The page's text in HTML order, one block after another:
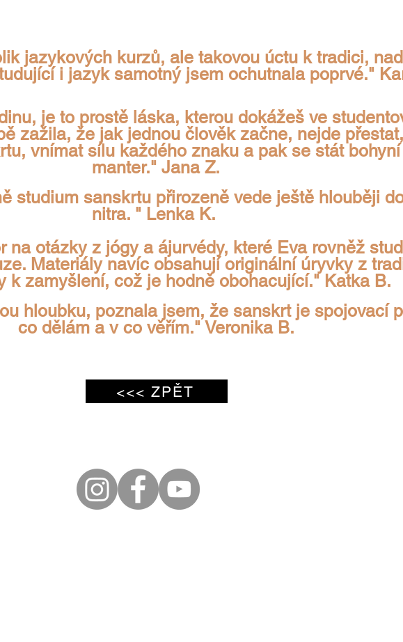
jazykových kurzů, ale takovou úctu k tradici,
i jazyk samotný jsem ochutnala poprvé."
je to prostě láska, kterou dokážeš ve
zažila, že jak jednou člověk začne, nejde
vnímat sílu každého znaku a pak se stát
manter." Jana Z.
studium sanskrtu přirozeně vede ještě hlouběji
nitra. " Lenka K.
na otázky z jógy a ájurvédy, které Eva rovněž
Materiály navíc obsahují originální úryvky z
k zamyšlení, což je hodně obohacující." Katka B.
hloubku, poznala jsem, že sanskrt je spojovací
co dělám a v co věřím." Veronika B.
<<< ZPĚT